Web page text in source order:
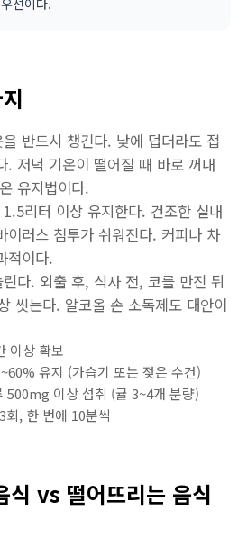
선이다.
반드시 챙긴다. 낮에 덥더라도 접
. 저녁 기온이 떨어질 때 바로 꺼내
유지법이다.
리터 이상 유지한다. 건조한 실내
이러스 침투가 쉬워진다. 커피나 차
적이다.
다. 외출 후, 식사 전, 코를 만진 뒤
씻는다. 알코올 손 소독제도 대안이
이상 확보
유지 (가습기 또는 젖은 수건)
500mg 이상 섭취 (귤 3~4개 분량)
회, 한 번에 10분씩
식 vs 떨어뜨리는 음식